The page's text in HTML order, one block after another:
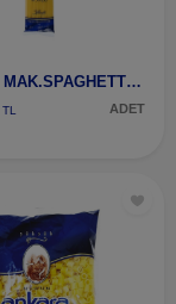
ANKARA MAK.SPAGHETTİ 500GR
TL ADET